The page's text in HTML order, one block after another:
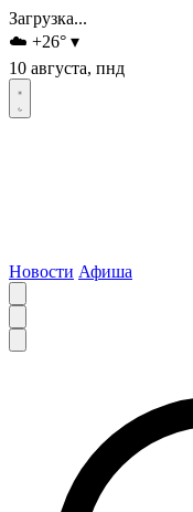
Загрузка...
☁️ +26° ▾
10 августа, пнд
Новости Афиша